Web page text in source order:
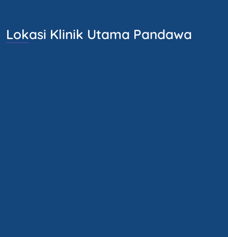
Lokasi Klinik Utama Pandawa